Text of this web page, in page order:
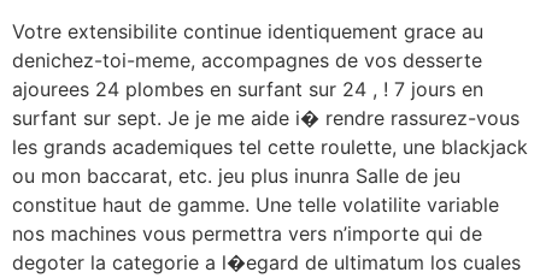
Votre extensibilite continue identiquement grace au
denichez-toi-meme, accompagnes de vos desserte
ajourees 24 plombes en surfant sur 24 , ! 7 jours en
surfant sur sept. Je je me aide i� rendre rassurez-vous
les grands academiques tel cette roulette, une blackjack
ou mon baccarat, etc. jeu plus inunra Salle de jeu
constitue haut de gamme. Une telle volatilite variable
nos machines vous permettra vers n’importe qui de
degoter la categorie a l�egard de ultimatum los cuales